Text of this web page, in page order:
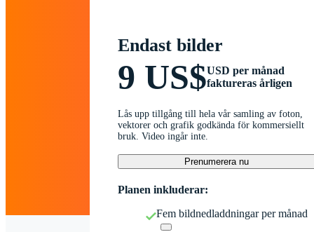
Endast bilder
9 US$USD per månad
faktureras årligen
Lås upp tillgång till hela vår samling av foton,
vektorer och grafik godkända för kommersiellt
bruk. Video ingår inte.
Prenumerera nu
Planen inkluderar:
Fem bildnedladdningar per månad